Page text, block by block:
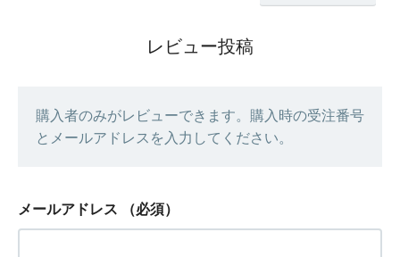
レビュー投稿
購入者のみがレビューできます。購入時の受注番号
とメールアドレスを入力してください。
メールアドレス （必須）